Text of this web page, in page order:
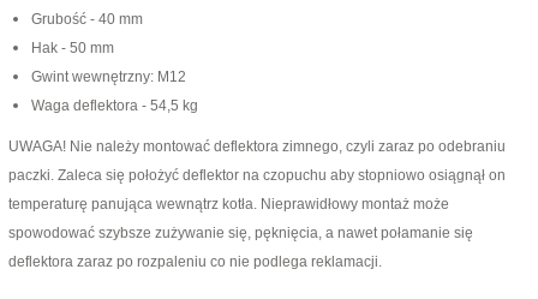
Grubość - 40 mm
Hak - 50 mm
Gwint wewnętrzny: M12
Waga deflektora - 54,5 kg
UWAGA! Nie należy montować deflektora zimnego, czyli zaraz po odebraniu
paczki. Zaleca się położyć deflektor na czopuchu aby stopniowo osiągnął on
temperaturę panująca wewnątrz kotła. Nieprawidłowy montaż może
spowodować szybsze zużywanie się, pęknięcia, a nawet połamanie się
deflektora zaraz po rozpaleniu co nie podlega reklamacji.